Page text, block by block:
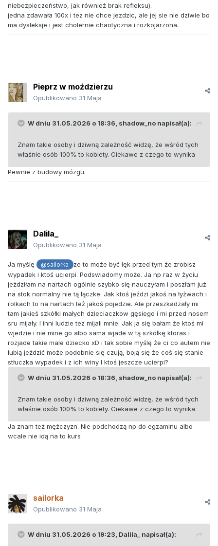
niebezpieczeństwo, jak również brak refleksu).
jedna zdawała 100x i tez nie chce jezdzic, ale jej sie nie dziwie bo
ma dysleksje i jest cholernie chaotyczna i rozkojarzona.
Pieprz w moździerzu
Opublikowano 31 Maja
W dniu 31.05.2026 o 18:36, shadow_no napisał(a):
Znam takie osoby i dziwną zależność widzę, że wśród tych
właśnie osób 100% to kobiety. Ciekawe z czego to wynika
Pewnie z budowy mózgu.
Dalila_
Opublikowano 31 Maja
Ja myślę @sailorka
ze to może być lęk przed tym że zrobisz
wypadek i ktoś ucierpi. Podswiadomy może. Ja np raz w życiu
jeździłam na nartach ogólnie szybko się nauczyłam i poszłam już
na stok normalny nie tą łączke. Jak ktoś jeździ jakoś na łyżwach i
rolkach to na nartach też jakoś pojedzie. Ale przeszkadzały mi
tam jakieś szkółki małych dzieciaczkow gęsiego i mi przed nosem
sru mijały. I inni ludzie tez mijali mnie. Jak ja się bałam że ktoś mi
wjedzie i nie mine go albo sama wjade w tą szkółkę ktoras i
rozjade takie male dziecko xD i tak sobie myślę że ci co autem nie
lubią jeździć może podobnie się czują, boją się że coś się stanie
stłuczka wypadek i z ich winy I ktoś jeszcze ucierpi?
W dniu 31.05.2026 o 18:36, shadow_no napisał(a):
Znam takie osoby i dziwną zależność widzę, że wśród tych
właśnie osób 100% to kobiety. Ciekawe z czego to wynika
Ja znam też mężczyzn. Nie podchodzą np do egzaminu albo
wcale nie idą na to kurs
sailorka
Opublikowano 31 Maja
W dniu 31.05.2026 o 19:23, Dalila_ napisał(a):